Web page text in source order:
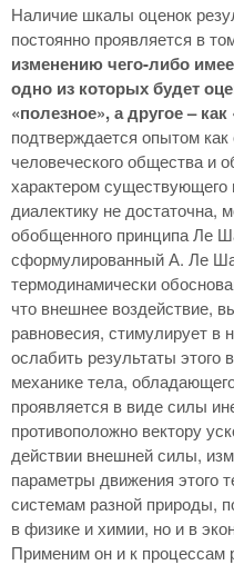
Наличие шкалы оценок
постоянно проявляется в
изменению чего-либо
одно из которых будет
«полезное», а другое –
подтверждается опытом
человеческого общества и
характером
диалектику не достаточна,
обобщенного принципа Ле
сформулированный А. Ле
термодинамически
что внешнее воздействие,
равновесия, стимулирует в
ослабить результаты этого
механике тела,
проявляется в виде силы
противоположно вектору
действии внешней силы,
параметры движения этого
системам разной природы,
в физике и химии, но и в
Применим он и к процессам